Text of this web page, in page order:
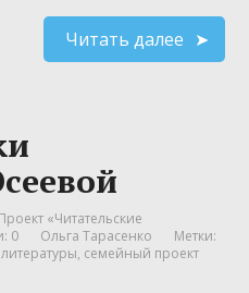
Читать далее
Проект «Читательские
0 Ольга Тарасенко
Метки:
, семейный проект